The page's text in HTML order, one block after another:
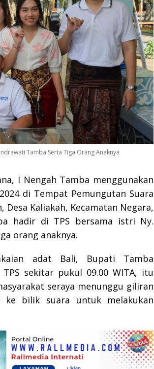
Tamba Serta Tiga Orang Anaknya
I Nengah Tamba menggunakan
di Tempat Pemungutan Suara
Desa Kaliakah, Kecamatan Negara,
hadir di TPS bersama istri Ny.
orang anaknya.
adat Bali, Bupati Tamba
sekitar pukul 09.00 WITA, itu
seraya menunggu giliran
ke bilik suara untuk melakukan